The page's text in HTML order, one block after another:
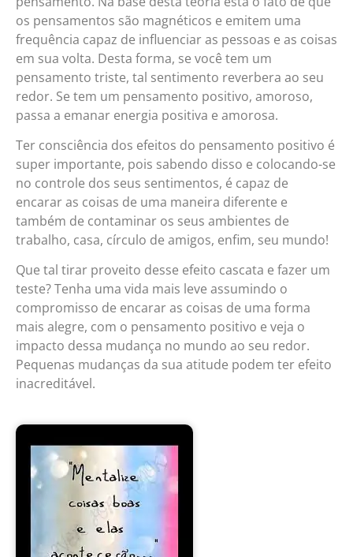
os pensamentos são magnéticos e emitem uma
frequência capaz de influenciar as pessoas e as coisas
em sua volta. Desta forma, se você tem um
pensamento triste, tal sentimento reverbera ao seu
redor. Se tem um pensamento positivo, amoroso,
passa a emanar energia positiva e amorosa.
Ter consciência dos efeitos do pensamento positivo é
super importante, pois sabendo disso e colocando-se
no controle dos seus sentimentos, é capaz de
encarar as coisas de uma maneira diferente e
também de contaminar os seus ambientes de
trabalho, casa, círculo de amigos, enfim, seu mundo!
Que tal tirar proveito desse efeito cascata e fazer um
teste? Tenha uma vida mais leve assumindo o
compromisso de encarar as coisas de uma forma
mais alegre, com o pensamento positivo e veja o
impacto dessa mudança no mundo ao seu redor.
Pequenas mudanças da sua atitude podem ter efeito
inacreditável.